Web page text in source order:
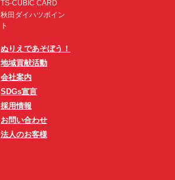
TS-CUBIC CARD
秋田ダイハツポイン
ト
ぬりえであそぼう！
地域貢献活動
会社案内
SDGs宣言
採用情報
お問い合わせ
法人のお客様